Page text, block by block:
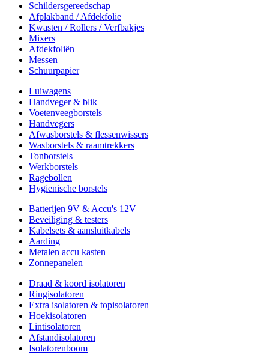
Schildersgereedschap
Afplakband / Afdekfolie
Kwasten / Rollers / Verfbakjes
Mixers
Afdekfoliën
Messen
Schuurpapier
Luiwagens
Handveger & blik
Voetenveegborstels
Handvegers
Afwasborstels & flessenwissers
Wasborstels & raamtrekkers
Tonborstels
Werkborstels
Ragebollen
Hygienische borstels
Batterijen 9V & Accu's 12V
Beveiliging & testers
Kabelsets & aansluitkabels
Aarding
Metalen accu kasten
Zonnepanelen
Draad & koord isolatoren
Ringisolatoren
Extra isolatoren & topisolatoren
Hoekisolatoren
Lintisolatoren
Afstandisolatoren
Isolatorenboom